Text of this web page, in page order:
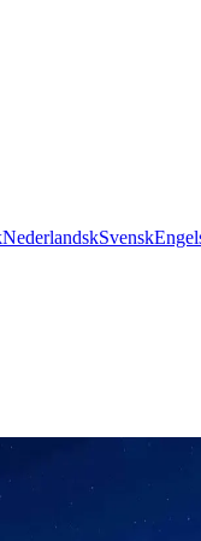
NederlandskSvensk